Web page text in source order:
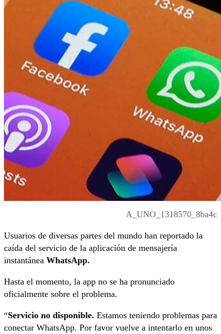
A_UNO_1318570_8ba4c
Usuarios de diversas partes del mundo han reportado la
caída del servicio de la aplicación de mensajería
instantánea WhatsApp.
Hasta el momento, la app no se ha pronunciado
oficialmente sobre el problema.
“Servicio no disponible. Estamos teniendo problemas para
conectar WhatsApp. Por favor vuelve a intentarlo en unos